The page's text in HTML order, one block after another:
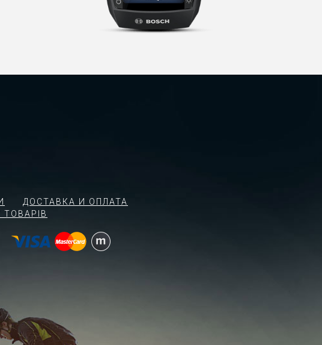
ДОСТАВКА И ОПЛАТА